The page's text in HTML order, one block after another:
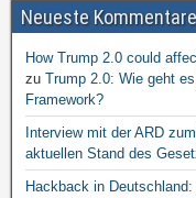
Neueste Kommentare
How Trump 2.0 could
zu Trump 2.0: Wie geht
Framework?
Interview mit der ARD
aktuellen Stand des
Hackback in Deutschland: